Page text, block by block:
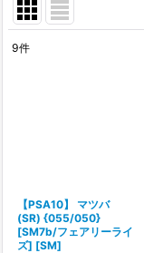
9件
【PSA10】 マツバ
(SR) {055/050}
[SM7b/フェアリーライ
ズ] [SM]